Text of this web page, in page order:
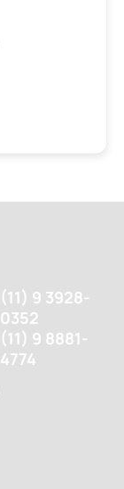
(11) 9 3928-
0352
(11) 9 8881-
4774